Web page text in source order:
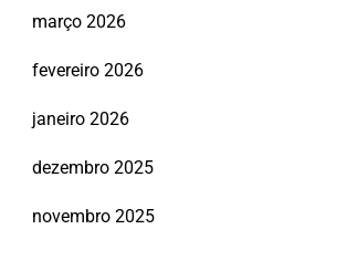
março 2026
fevereiro 2026
janeiro 2026
dezembro 2025
novembro 2025